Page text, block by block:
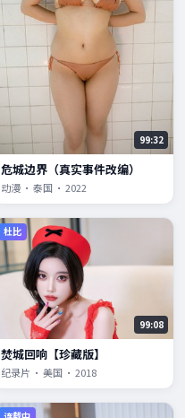
99:32
危城边界（真实事件改编）
动漫 · 泰国 · 2022
杜比
99:08
焚城回响【珍藏版】
纪录片 · 美国 · 2018